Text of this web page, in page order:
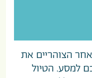
הצוהריים את
למסע. הטיול